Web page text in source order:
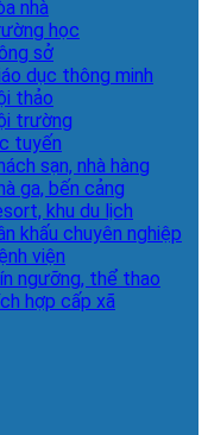
nhà
học
sở
dục thông minh
thảo
trường
tuyến
sạn, nhà hàng
ga, bến cảng
khu du lịch
khấu chuyên nghiệp
viện
ngưỡng, thể thao
hợp cấp xã